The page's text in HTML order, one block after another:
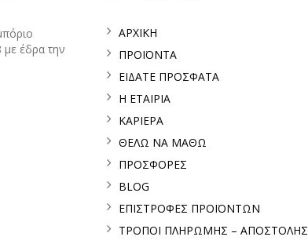
με έδρα την
ΑΡΧΙΚΗ
ΠΡΟΪΟΝΤΑ
ΕΙΔΑΤΕ ΠΡΟΣΦΑΤΑ
Η ΕΤΑΙΡΙΑ
ΚΑΡΙΕΡΑ
ΘΕΛΩ ΝΑ ΜΑΘΩ
ΠΡΟΣΦΟΡΕΣ
BLOG
ΕΠΙΣΤΡΟΦΕΣ ΠΡΟΪΟΝΤΩΝ
ΤΡΟΠΟΙ ΠΛΗΡΩΜΗΣ – ΑΠΟΣΤΟΛΗΣ